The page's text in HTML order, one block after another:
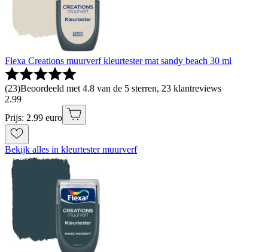
Flexa Creations muurverf kleurtester mat sandy beach 30 ml
(23)Beoordeeld met 4.8 van de 5 sterren, 23 klantreviews
2.99
Prijs: 2.99 euro
Bekijk alles in kleurtester muurverf